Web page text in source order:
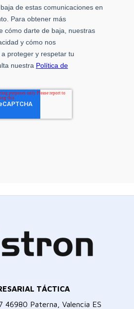
TÁCTICA
46980 Paterna, Valencia ES